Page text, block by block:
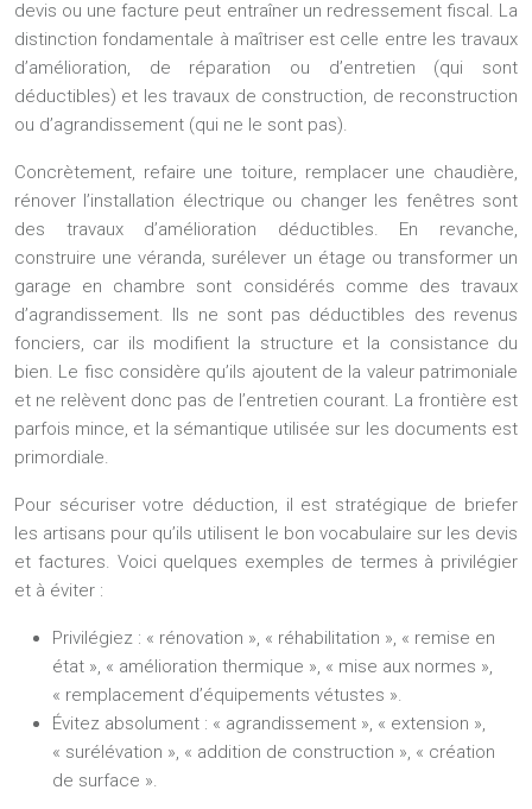
devis ou une facture peut entraîner un redressement fiscal. La
distinction fondamentale à maîtriser est celle entre les travaux
d’amélioration, de réparation ou d’entretien (qui sont
déductibles) et lestravaux de construction, de reconstruction
ou d’agrandissement (qui ne le sont pas).
Concrètement, refaire une toiture, remplacer une chaudière,
rénover l’installation électrique ou changer les fenêtres sont
des travaux d’amélioration déductibles. En revanche,
construire une véranda, surélever un étage ou transformer un
garage en chambre sont considérés comme des travaux
d’agrandissement. Ils ne sont pas déductibles des revenus
fonciers, car ils modifient la structure et la consistance du
bien. Le fisc considère qu’ils ajoutent de la valeur patrimoniale
et ne relèvent donc pas de l’entretien courant. La frontière est
parfois mince, et la sémantique utilisée sur les documents est
primordiale.
Pour sécuriser votre déduction, il est stratégique de briefer
les artisans pour qu’ils utilisent le bon vocabulaire sur les devis
et factures. Voici quelques exemples de termes à privilégier
et à éviter :
Privilégiez : « rénovation », « réhabilitation », « remise en
état », « amélioration thermique », « mise aux normes »,
« remplacement d’équipements vétustes ».
Évitez absolument : « agrandissement », « extension »,
« surélévation », « addition de construction », « création
de surface ».